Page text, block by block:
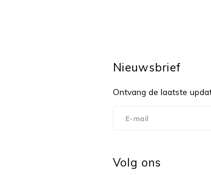
Nieuwsbrief
Ontvang de laatste
Volg ons